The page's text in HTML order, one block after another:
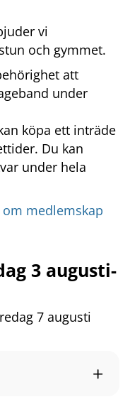
vi
och gymmet.
att
under
köpa ett inträde
Du kan
under hela
medlemskap
3 augusti-
7 augusti